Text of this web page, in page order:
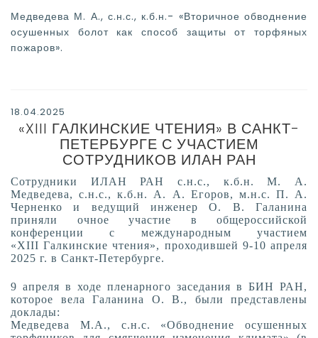
Медведева М. А., с.н.с., к.б.н.- «Вторичное обводнение
осушенных болот как способ защиты от торфяных
пожаров».
18.04.2025
«XIII ГАЛКИНСКИЕ ЧТЕНИЯ» В САНКТ-
ПЕТЕРБУРГЕ С УЧАСТИЕМ
СОТРУДНИКОВ ИЛАН РАН
Сотрудники ИЛАН РАН с.н.с., к.б.н. М. А.
Медведева, с.н.с., к.б.н. А. А. Егоров, м.н.с. П. А.
Черненко и ведущий инженер О. В. Галанина
приняли очное участие в общероссийской
конференции с международным участием
«XIII Галкинские чтения», проходившей 9-10 апреля
2025 г. в Санкт-Петербурге.
9 апреля в ходе пленарного заседания в БИН РАН,
которое вела Галанина О. В., были представлены
доклады:
Медведева М.А., с.н.с. «Обводнение осушенных